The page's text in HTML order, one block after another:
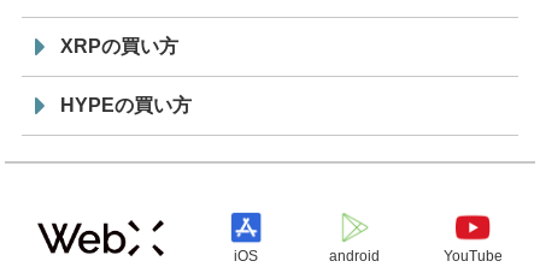
XRPの買い方
HYPEの買い方
iOS android YouTube